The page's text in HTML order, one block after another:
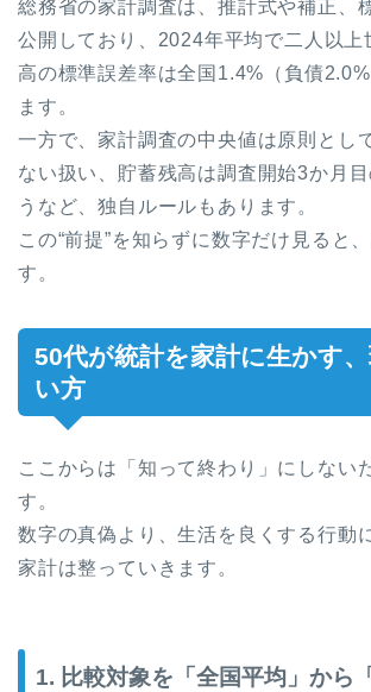
総務省の家計調査は、推計式や補正、
公開しており、2024年平均で二人以上
高の標準誤差率は全国1.4%（負債
ます。
一方で、家計調査の中央値は原則とし
ない扱い、貯蓄残高は調査開始3か月
うなど、独自ルールもあります。
この“前提”を知らずに数字だけ見ると
す。
50代が統計を家計に生かす
い方
ここからは「知って終わり」にしない
す。
数字の真偽より、生活を良くする行動
家計は整っていきます。
1. 比較対象を「全国平均」から